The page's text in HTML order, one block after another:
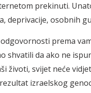
prekinuti.
deprivacije, osobnih
prema
shvatili da ako ne
životi, svijet neće
izraelskog